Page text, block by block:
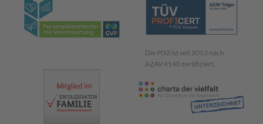
Die PDZ ist seit 2013 nach
AZAV 4140 zertifiziert.